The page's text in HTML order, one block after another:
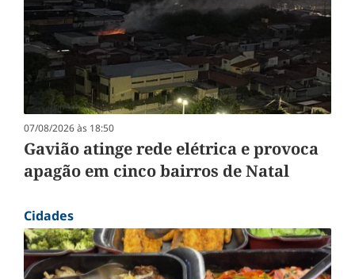
07/08/2026 às 18:50
Gavião atinge rede elétrica e provoca
apagão em cinco bairros de Natal
Cidades